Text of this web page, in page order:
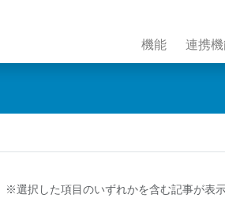
機能 連携
※選択した項目のいずれかを含む記事が表示